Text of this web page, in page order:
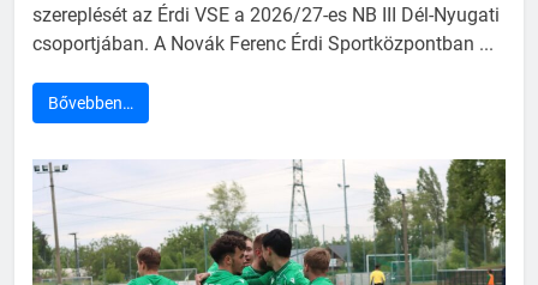
szereplését az Érdi VSE a 2026/27-es NB III Dél-Nyugati
csoportjában. A Novák Ferenc Érdi Sportközpontban ...
Bővebben…